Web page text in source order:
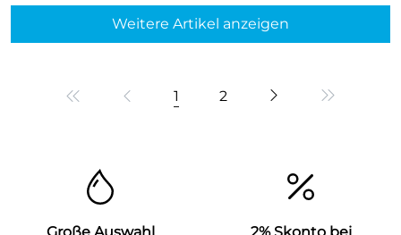
Weitere Artikel anzeigen
1 2